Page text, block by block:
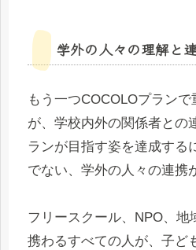
学外の人々の理解と
もう一つCOCOLOプラン
が、学校内外の関係者との
ランが目指す姿を達成する
でない、学外の人々の連携
フリースクール、NPO、地
携わるすべての人が、子ど